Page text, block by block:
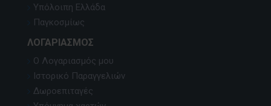
Υπόλοιπη Ελλάδα
Παγκοσμίως
ΛΟΓΑΡΙΑΣΜΌΣ
Ο Λογαριασμός μου
Ιστορικό Παραγγελιών
Δωροεπιταγές